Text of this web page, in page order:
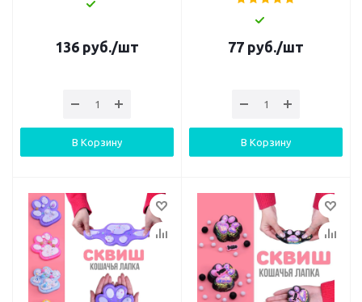
136 руб./шт
В Корзину
77 руб./шт
В Корзину